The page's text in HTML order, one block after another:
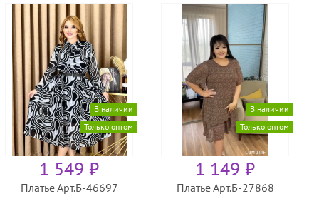
В наличии
Только оптом
1 549 ₽
Платье Арт.Б-46697
В наличии
Только оптом
1 149 ₽
Платье Арт.Б-27868